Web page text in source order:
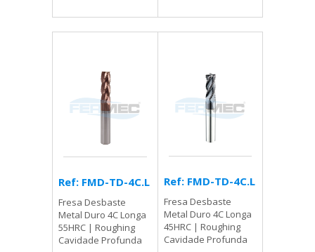
Ref: FMD-TD-4C.L
Fresa Desbaste
Metal Duro 4C Longa
55HRC | Roughing
Cavidade Profunda
Ref: FMD-TD-4C.L
Fresa Desbaste
Metal Duro 4C Longa
45HRC | Roughing
Cavidade Profunda